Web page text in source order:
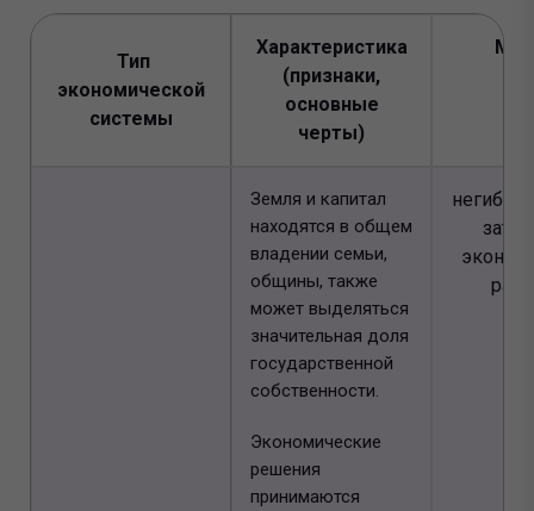
Тип
экономической
системы
Характеристика
(признаки,
основные
черты)
Земля и капитал
находятся в общем
владении семьи,
общины, также
может выделяться
значительная доля
государственной
собственности.
Экономические
решения
принимаются